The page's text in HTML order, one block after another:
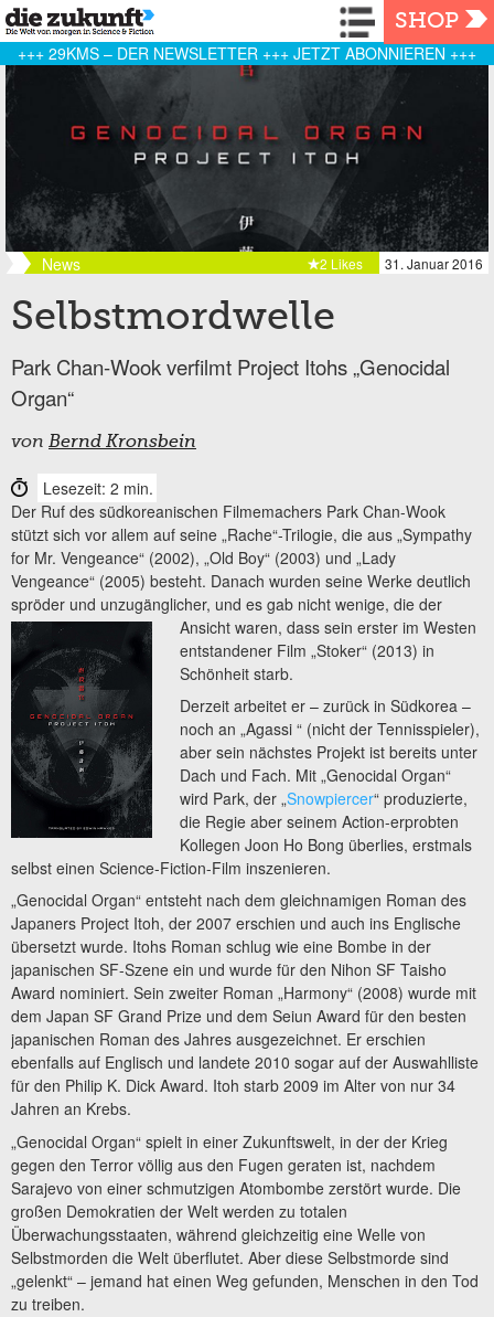
Navigation
SHOP
+++ 29KMS – DER NEWSLETTER +++ JETZT ABONNIEREN +++
News 31. Januar 2016
2 Likes
Selbstmordwelle
Park Chan-Wook verfilmt Project Itohs „Genocidal
Organ“
von Bernd Kronsbein
Lesezeit: 2 min.
Der Ruf des südkoreanischen Filmemachers Park Chan-Wook
stützt sich vor allem auf seine „Rache“-Trilogie, die aus „Sympathy
for Mr. Vengeance“ (2002), „Old Boy“ (2003) und „Lady
Vengeance“ (2005) besteht. Danach wurden seine Werke deutlich
spröder und unzugänglicher, und es gab nicht wenige, die der
Ansicht waren, dass sein erster im Westen
entstandener Film „Stoker“ (2013) in
Schönheit starb.
Derzeit arbeitet er – zurück in Südkorea –
noch an „Agassi “ (nicht der Tennisspieler),
aber sein nächstes Projekt ist bereits unter
Dach und Fach. Mit „Genocidal Organ“
wird Park, der „Snowpiercer“ produzierte,
die Regie aber seinem Action-erprobten
Kollegen Joon Ho Bong überlies, erstmals
selbst einen Science-Fiction-Film inszenieren.
„Genocidal Organ“ entsteht nach dem gleichnamigen Roman des
Japaners Project Itoh, der 2007 erschien und auch ins Englische
übersetzt wurde. Itohs Roman schlug wie eine Bombe in der
japanischen SF-Szene ein und wurde für den Nihon SF Taisho
Award nominiert. Sein zweiter Roman „Harmony“ (2008) wurde mit
dem Japan SF Grand Prize und dem Seiun Award für den besten
japanischen Roman des Jahres ausgezeichnet. Er erschien
ebenfalls auf Englisch und landete 2010 sogar auf der Auswahlliste
für den Philip K. Dick Award. Itoh starb 2009 im Alter von nur 34
Jahren an Krebs.
„Genocidal Organ“ spielt in einer Zukunftswelt, in der der Krieg
gegen den Terror völlig aus den Fugen geraten ist, nachdem
Sarajevo von einer schmutzigen Atombombe zerstört wurde. Die
großen Demokratien der Welt werden zu totalen
Überwachungsstaaten, während gleichzeitig eine Welle von
Selbstmorden die Welt überflutet. Aber diese Selbstmorde sind
„gelenkt“ – jemand hat einen Weg gefunden, Menschen in den Tod
zu treiben.